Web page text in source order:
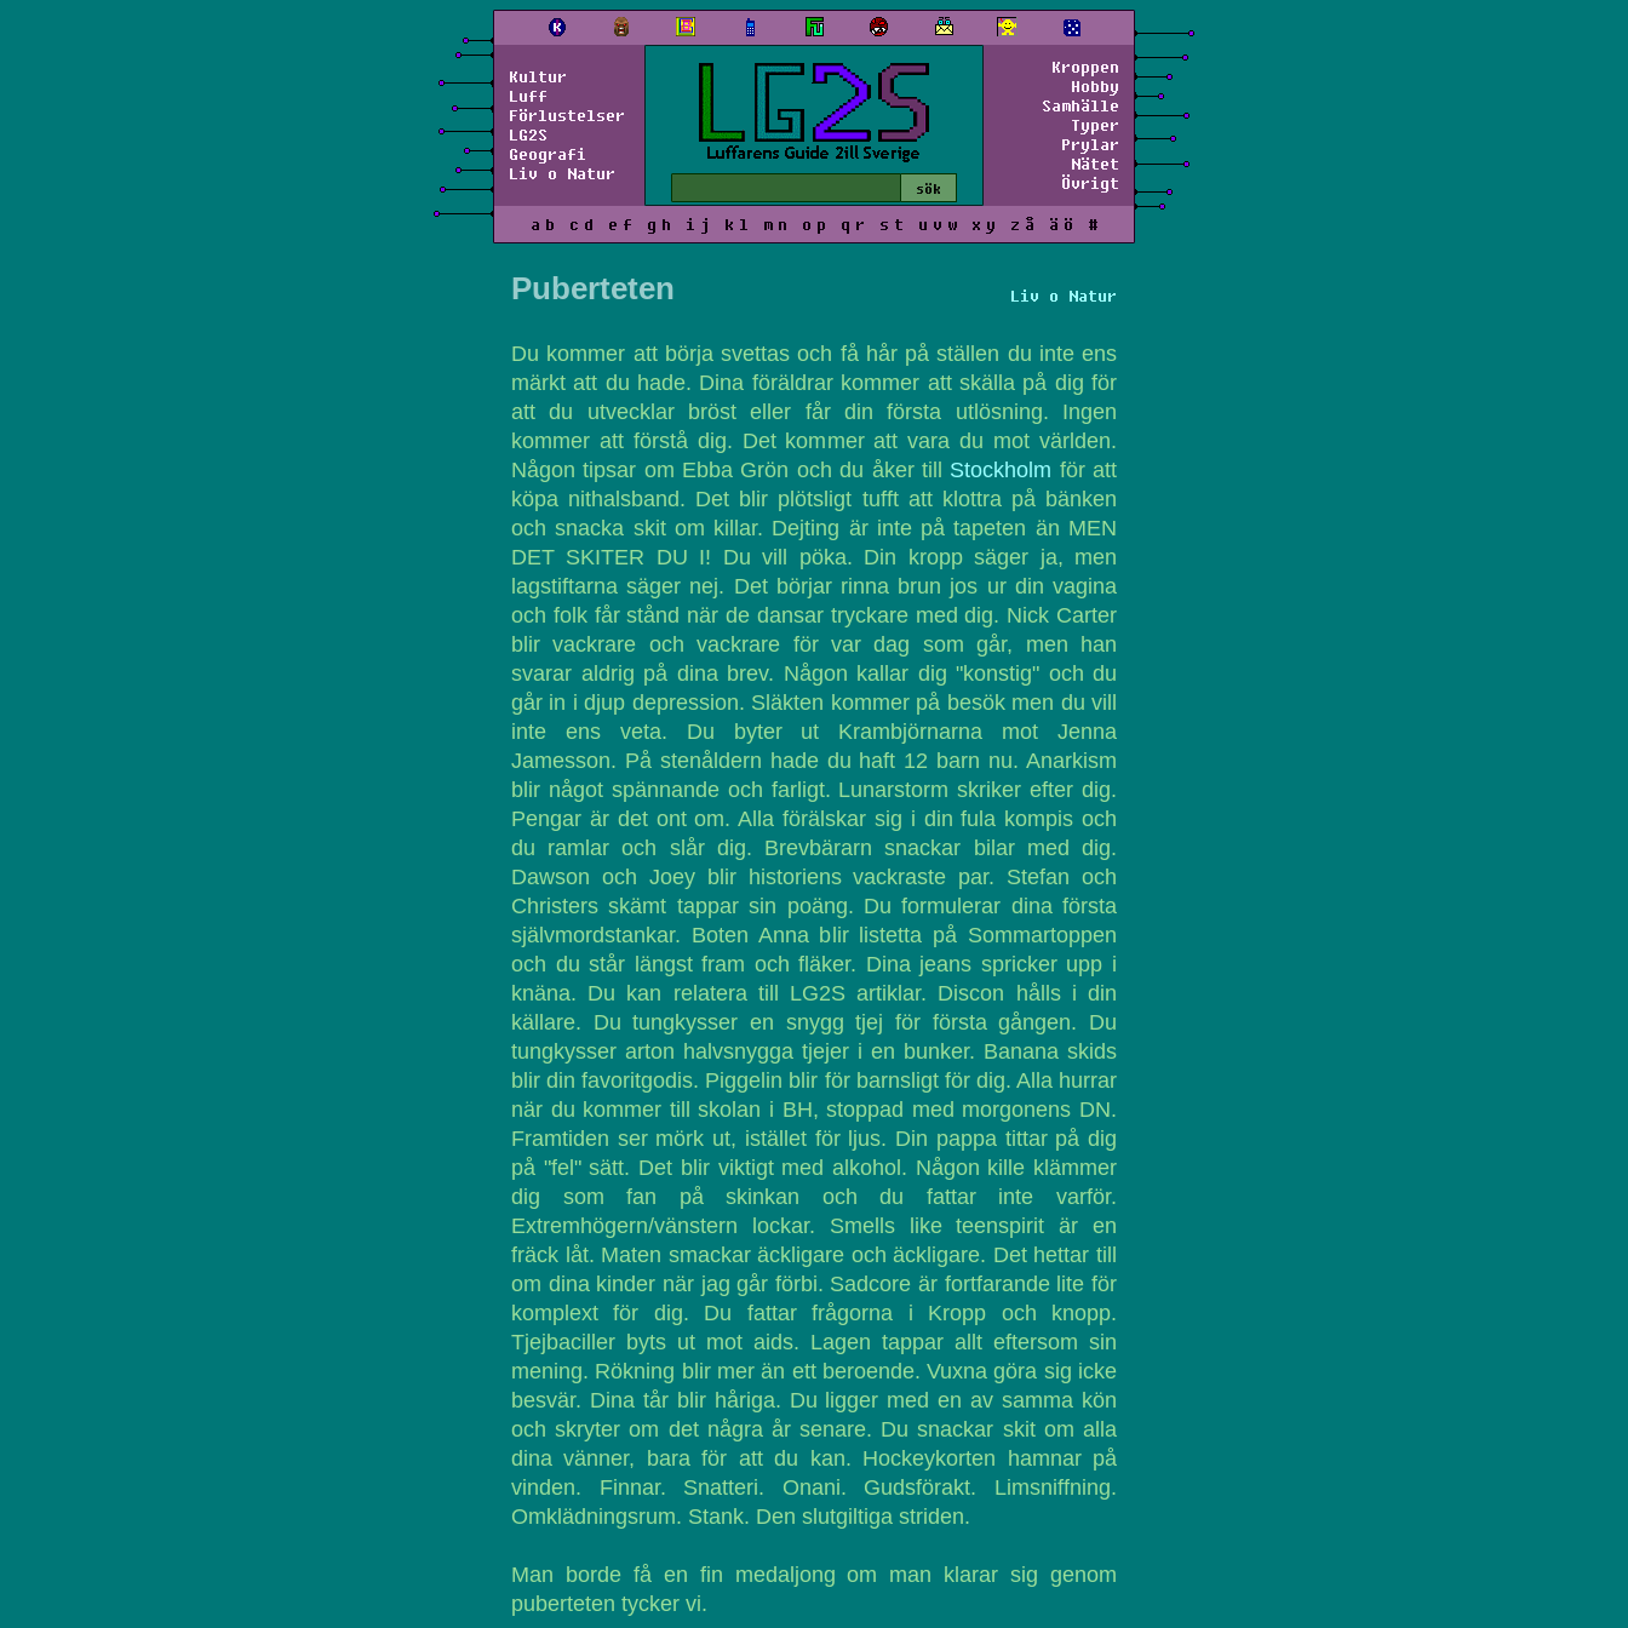
Kultur
Luff
Förlustelser
LG2S
Geografi
Liv o Natur
Kroppen
Hobby
Samhälle
Typer
Prylar
Nätet
Övrigt
a b c d e f g h i j k l m n o p q r s t u v w x y z å ä ö #
Liv o Natur
Puberteten
Du kommer att börja svettas och få hår på ställen du inte ens
märkt att du hade. Dina föräldrar kommer att skälla på dig för
att du utvecklar bröst eller får din första utlösning. Ingen
kommer att förstå dig. Det kommer att vara du mot världen.
Någon tipsar om Ebba Grön och du åker till Stockholm för att
köpa nithalsband. Det blir plötsligt tufft att klottra på bänken
och snacka skit om killar. Dejting är inte på tapeten än MEN
DET SKITER DU I! Du vill pöka. Din kropp säger ja, men
lagstiftarna säger nej. Det börjar rinna brun jos ur din vagina
och folk får stånd när de dansar tryckare med dig. Nick Carter
blir vackrare och vackrare för var dag som går, men han
svarar aldrig på dina brev. Någon kallar dig "konstig" och du
går in i djup depression. Släkten kommer på besök men du vill
inte ens veta. Du byter ut Krambjörnarna mot Jenna
Jamesson. På stenåldern hade du haft 12 barn nu. Anarkism
blir något spännande och farligt. Lunarstorm skriker efter dig.
Pengar är det ont om. Alla förälskar sig i din fula kompis och
du ramlar och slår dig. Brevbärarn snackar bilar med dig.
Dawson och Joey blir historiens vackraste par. Stefan och
Christers skämt tappar sin poäng. Du formulerar dina första
självmordstankar. Boten Anna blir listetta på Sommartoppen
och du står längst fram och fläker. Dina jeans spricker upp i
knäna. Du kan relatera till LG2S artiklar. Discon hålls i din
källare. Du tungkysser en snygg tjej för första gången. Du
tungkysser arton halvsnygga tjejer i en bunker. Banana skids
blir din favoritgodis. Piggelin blir för barnsligt för dig. Alla hurrar
när du kommer till skolan i BH, stoppad med morgonens DN.
Framtiden ser mörk ut, istället för ljus. Din pappa tittar på dig
på "fel" sätt. Det blir viktigt med alkohol. Någon kille klämmer
dig som fan på skinkan och du fattar inte varför.
Extremhögern/vänstern lockar. Smells like teenspirit är en
fräck låt. Maten smackar äckligare och äckligare. Det hettar till
om dina kinder när jag går förbi. Sadcore är fortfarande lite för
komplext för dig. Du fattar frågorna i Kropp och knopp.
Tjejbaciller byts ut mot aids. Lagen tappar allt eftersom sin
mening. Rökning blir mer än ett beroende. Vuxna göra sig icke
besvär. Dina tår blir håriga. Du ligger med en av samma kön
och skryter om det några år senare. Du snackar skit om alla
dina vänner, bara för att du kan. Hockeykorten hamnar på
vinden. Finnar. Snatteri. Onani. Gudsförakt. Limsniffning.
Omklädningsrum. Stank. Den slutgiltiga striden.
Man borde få en fin medaljong om man klarar sig genom
puberteten tycker vi.